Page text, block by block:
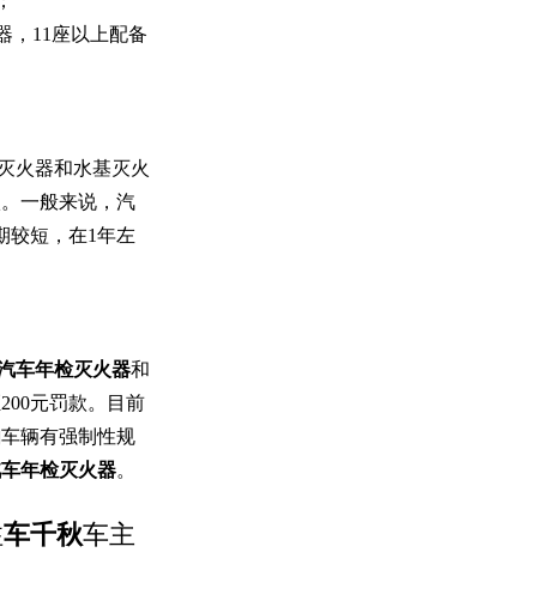
， 11座以上配备
火器和水基灭火
一般来说，汽
较短，在1年左
车年检灭火器和
元罚款。目前
辆有强制性规
年检灭火器。
车千秋车主